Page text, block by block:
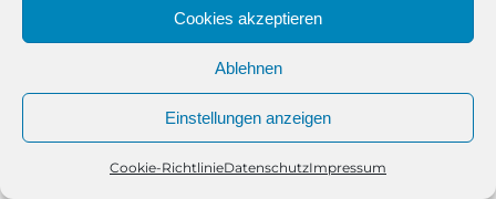
Cookies akzeptieren
Ablehnen
Einstellungen anzeigen
Cookie-RichtlinieDatenschutzImpressum
Einzelhandelsflächen und
Büroeinheiten durch – stets mit einem
Ausrichtung auf Langlebigkeit. Wir
achten auf Materialien, Oberflächen und
Anforderungen des jeweiligen Objekts,
Telefon Kontakt WhatsApp